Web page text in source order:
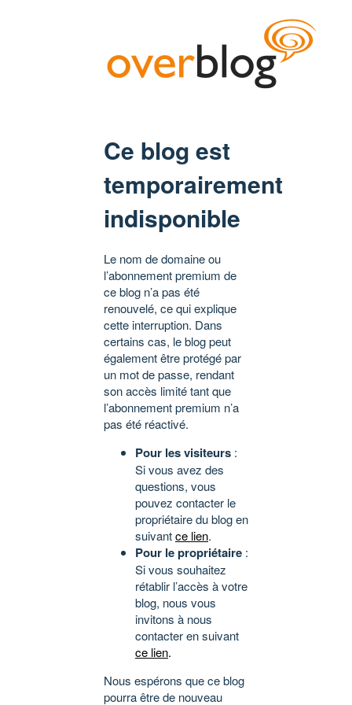
Ce blog est
temporairement
indisponible
Le nom de domaine ou
l’abonnement premium de
ce blog n’a pas été
renouvelé, ce qui explique
cette interruption. Dans
certains cas, le blog peut
également être protégé par
un mot de passe, rendant
son accès limité tant que
l’abonnement premium n’a
pas été réactivé.
Pour les visiteurs :
Si vous avez des
questions, vous
pouvez contacter le
propriétaire du blog en
suivantce lien.
Pour le propriétaire :
Si vous souhaitez
rétablir l’accès à votre
blog, nous vous
invitons à nous
contacter en suivant
ce lien.
Nous espérons que ce blog
pourra être de nouveau